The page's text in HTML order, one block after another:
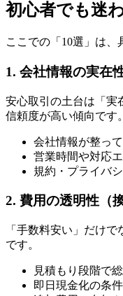
初心者でも迷
ここでの「10選」は
1. 会社情報の実在
安心取引の土台は「実
信頼度が高い傾向です。
会社情報が整っ
営業時間や対応
規約・プライバ
2. 費用の透明性（
「手数料安い」だけ
です。
見積もり段階で
即日現金化の条